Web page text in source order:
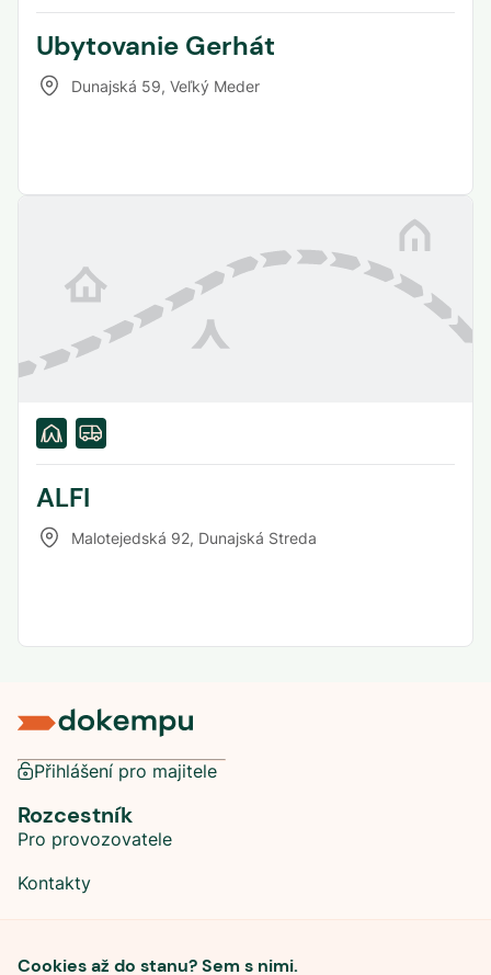
Ubytovanie Gerhát
Dunajská 59, Veľký Meder
ALFI
Malotejedská 92, Dunajská Streda
Cookies až do stanu? Sem s nimi.
Přihlášení pro majitele
Rozcestník
Pro provozovatele
Kontakty